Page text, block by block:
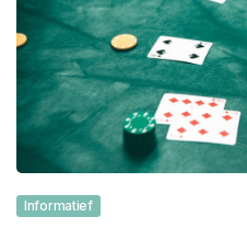
Informatief